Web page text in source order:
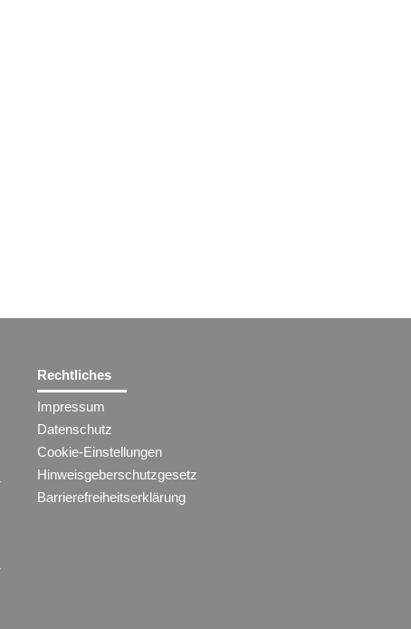
Rechtliches
Impressum
Datenschutz
Cookie-Einstellungen
Hinweisgeberschutzgesetz
Barrierefreiheitserklärung